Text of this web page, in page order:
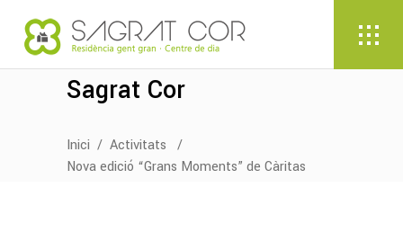
Sagrat Cor
Inici / Activitats
/
Nova edició “Grans Moments” de Càritas